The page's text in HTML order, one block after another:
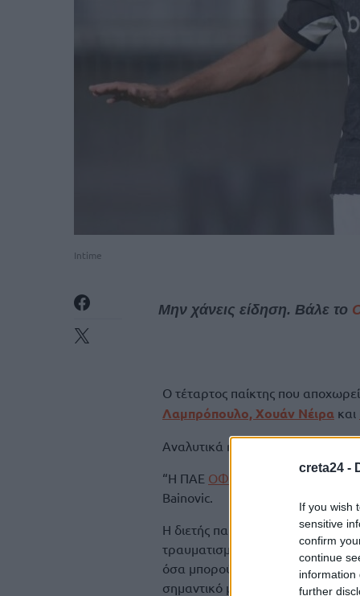
creta24 -
If you wish
sensitive
confirm
continue
information
further
Intime
Μην χάνεις είδηση. Βάλε το
Ο τέταρτος παίκτης που
Λαμπρόπουλο, Χουάν Νέιρα και
Αναλυτικά η ανακοίνωση της ΠΑΕ:
“Η ΠΑΕ ΟΦΗ
ανακοινώνει την
Bainovic.
Η διετής παρουσία του στην
τραυματισμού που υπέστη το
όσα μπορούσε μέσα στον
σημαντικό μέλος των